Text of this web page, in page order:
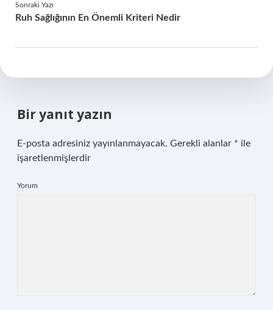
Sonraki Yazı
Ruh Sağlığının En Önemli Kriteri Nedir
Bir yanıt yazın
E-posta adresiniz yayınlanmayacak. Gerekli alanlar * ile
işaretlenmişlerdir
Yorum